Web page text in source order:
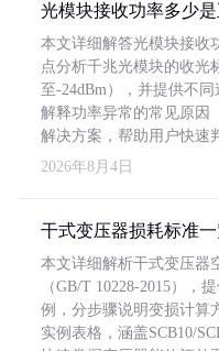
光模块接收功率多少是
本文详细解答光模块接收
点分析千兆光模块的收光
至-24dBm），并提供不
解释功率异常的常见原因
解决方案，帮助用户快速
2026年8月4日
干式变压器损耗标准
本文详细解析干式变压器
（GB/T 10228-2015），
例，分步骤说明变损计算
实例表格，涵盖SCB10/